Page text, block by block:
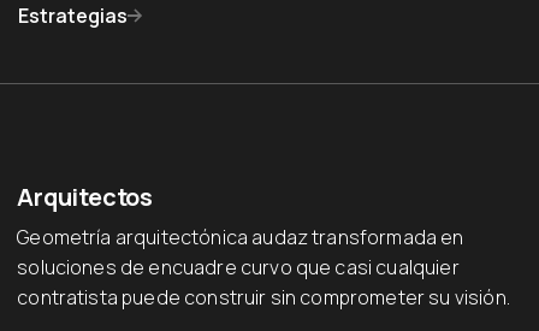
Estrategias
Arquitectos
Geometría arquitectónica audaz transformada en
soluciones de encuadre curvo que casi cualquier
contratista puede construir sin comprometer su visión.